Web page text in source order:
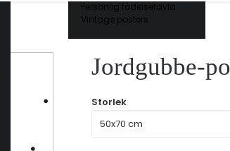
Personlig födelsetavla
Vintage posters
Jordgubbe-
Storlek